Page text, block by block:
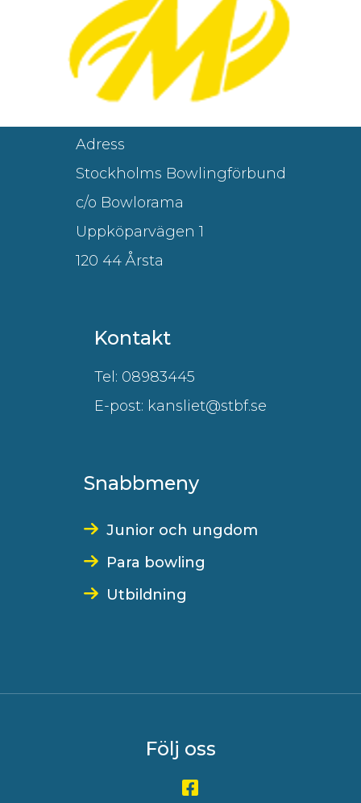
Adress
Stockholms Bowlingförbund
c/o Bowlorama
Uppköparvägen 1
120 44 Årsta
Kontakt
Tel: 08983445
E-post: kansliet@stbf.se
Snabbmeny
Junior och ungdom
Para bowling
Utbildning
Följ oss